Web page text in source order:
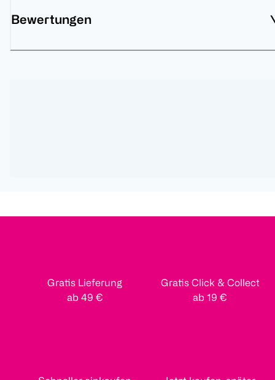
Bewertungen
Gratis Lieferung
ab 49 €
Gratis Click & Collect
ab 19 €